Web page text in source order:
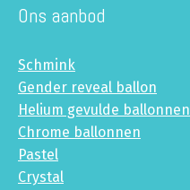
Ons aanbod
Schmink
Gender reveal ballon
Helium gevulde ballonnen
Chrome ballonnen
Pastel
Crystal